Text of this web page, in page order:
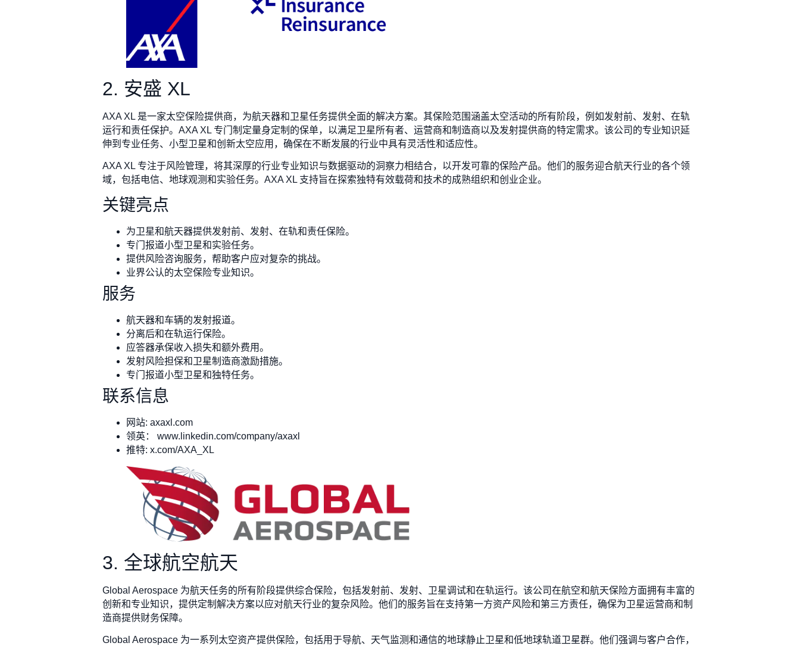
2. 安盛 XL
AXA XL 是一家太空保险提供商，为航天器和卫星任务提供全面的解决方案。其保险范围涵盖太空活动的所有阶段，例如发射前、发射、在轨
运行和责任保护。AXA XL 专门制定量身定制的保单，以满足卫星所有者、运营商和制造商以及发射提供商的特定需求。该公司的专业知识延
伸到专业任务、小型卫星和创新太空应用，确保在不断发展的行业中具有灵活性和适应性。
AXA XL 专注于风险管理，将其深厚的行业专业知识与数据驱动的洞察力相结合，以开发可靠的保险产品。他们的服务迎合航天行业的各个领
域，包括电信、地球观测和实验任务。AXA XL 支持旨在探索独特有效载荷和技术的成熟组织和创业企业。
关键亮点
为卫星和航天器提供发射前、发射、在轨和责任保险。
专门报道小型卫星和实验任务。
提供风险咨询服务，帮助客户应对复杂的挑战。
业界公认的太空保险专业知识。
服务
航天器和车辆的发射报道。
分离后和在轨运行保险。
应答器承保收入损失和额外费用。
发射风险担保和卫星制造商激励措施。
专门报道小型卫星和独特任务。
联系信息
网站: axaxl.com
领英： www.linkedin.com/company/axaxl
推特: x.com/AXA_XL
3. 全球航空航天
Global Aerospace 为航天任务的所有阶段提供综合保险，包括发射前、发射、卫星调试和在轨运行。该公司在航空和航天保险方面拥有丰富的
创新和专业知识，提供定制解决方案以应对航天行业的复杂风险。他们的服务旨在支持第一方资产风险和第三方责任，确保为卫星运营商和制
造商提供财务保障。
Global Aerospace 为一系列太空资产提供保险，包括用于导航、天气监测和通信的地球静止卫星和低地球轨道卫星群。他们强调与客户合作，